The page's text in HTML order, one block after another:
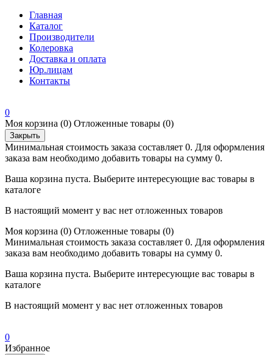
Главная
Каталог
Производители
Колеровка
Доставка и оплата
Юр.лицам
Контакты
0
Моя корзина (0) Отложенные товары (0)
Закрыть
Минимальная стоимость заказа составляет 0. Для оформления
заказа вам необходимо добавить товары на сумму 0.
Ваша корзина пуста. Выберите интересующие вас товары в
каталоге
В настоящий момент у вас нет отложенных товаров
Моя корзина (0) Отложенные товары (0)
Минимальная стоимость заказа составляет 0. Для оформления
заказа вам необходимо добавить товары на сумму 0.
Ваша корзина пуста. Выберите интересующие вас товары в
каталоге
В настоящий момент у вас нет отложенных товаров
0
Избранное